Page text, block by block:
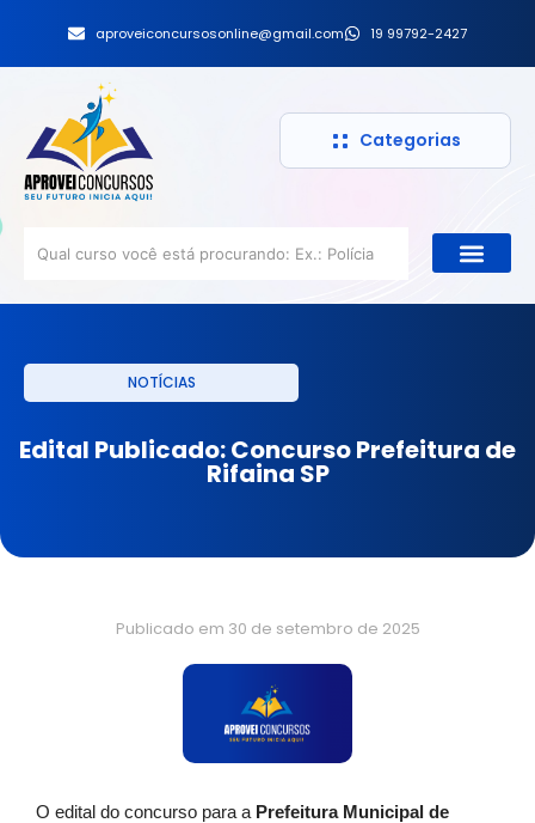
aproveiconcursosonline@gmail.com 19 99792-2427
Categorias
NOTÍCIAS
Edital Publicado: Concurso Prefeitura de
Rifaina SP
Publicado em 30 de setembro de 2025
O edital do concurso para a Prefeitura Municipal de